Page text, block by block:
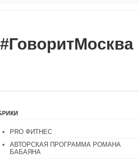
PRO ФИТНЕС
АВТОРСКАЯ ПРОГРАММА РОМАНА
БАБАЯНА